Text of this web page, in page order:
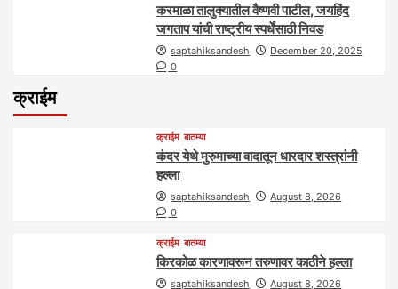
करमाळा तालुक्यातील वैष्णवी पाटील, जयहिंद
जगताप यांची राष्ट्रीय स्पर्धेसाठी निवड
saptahiksandesh
December 20, 2025
0
क्राईम
क्राईम बातम्या
कंदर येथे मुरुमाच्या वादातून धारदार शस्त्रांनी
हल्ला
saptahiksandesh
August 8, 2026
0
क्राईम बातम्या
किरकोळ कारणावरून तरुणावर काठीने हल्ला
saptahiksandesh
August 8, 2026